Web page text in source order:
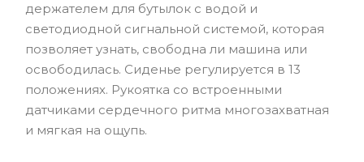
держателем для бутылок с водой и
светодиодной сигнальной системой, которая
позволяет узнать, свободна ли машина или
освободилась. Сиденье регулируется в 13
положениях. Рукоятка со встроенными
датчиками сердечного ритма многозахватная
и мягкая на ощупь.